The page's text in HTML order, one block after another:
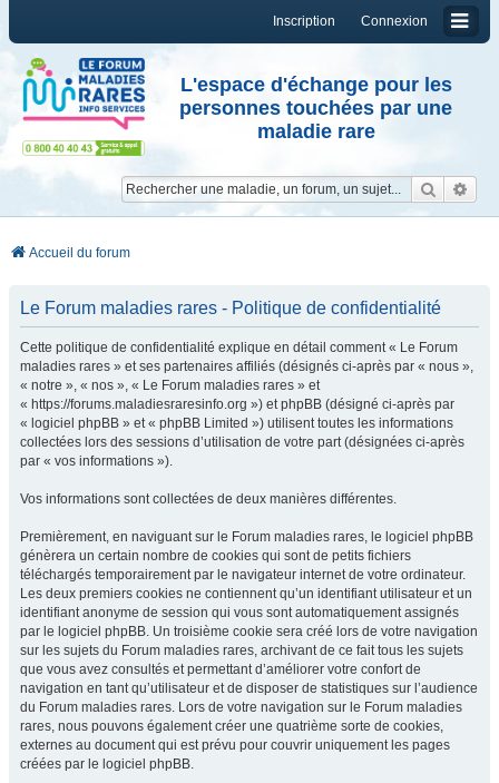
Connexion
Inscription
L'espace d'échange pour les
personnes touchées par une
maladie rare
Accueil du forum
Le Forum maladies rares - Politique de confidentialité
Cette politique de confidentialité explique en détail comment « Le Forum
maladies rares » et ses partenaires affiliés (désignés ci-après par « nous »,
« notre », « nos », « Le Forum maladies rares » et
« https://forums.maladiesraresinfo.org ») et phpBB (désigné ci-après par
« logiciel phpBB » et « phpBB Limited ») utilisent toutes les informations
collectées lors des sessions d’utilisation de votre part (désignées ci-après
par « vos informations »).
Vos informations sont collectées de deux manières différentes.
Premièrement, en naviguant sur le Forum maladies rares, le logiciel phpBB
génèrera un certain nombre de cookies qui sont de petits fichiers
téléchargés temporairement par le navigateur internet de votre ordinateur.
Les deux premiers cookies ne contiennent qu’un identifiant utilisateur et un
identifiant anonyme de session qui vous sont automatiquement assignés
par le logiciel phpBB. Un troisième cookie sera créé lors de votre navigation
sur les sujets du Forum maladies rares, archivant de ce fait tous les sujets
que vous avez consultés et permettant d’améliorer votre confort de
navigation en tant qu’utilisateur et de disposer de statistiques sur l’audience
du Forum maladies rares. Lors de votre navigation sur le Forum maladies
rares, nous pouvons également créer une quatrième sorte de cookies,
externes au document qui est prévu pour couvrir uniquement les pages
créées par le logiciel phpBB.